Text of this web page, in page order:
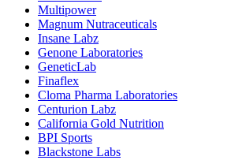
Multipower
Magnum Nutraceuticals
Insane Labz
Genone Laboratories
GeneticLab
Finaflex
Cloma Pharma Laboratories
Centurion Labz
California Gold Nutrition
BPI Sports
Blackstone Labs